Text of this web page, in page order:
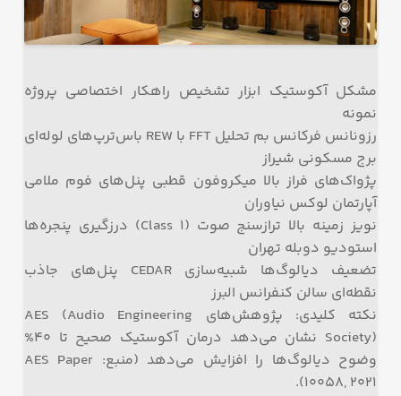
مشکل آکوستیک ابزار تشخیص راهکار اختصاصی پروژه
نمونه
رزونانس فرکانس بم تحلیل FFT با REW باس‌ترپ‌های لوله‌ای
برج مسکونی شیراز
پژواک‌های فراز بالا میکروفون قطبی پنل‌های فوم ملامی
آپارتمان لوکس نیاوران
نویز زمینه بالا ترازسنج صوت (Class 1) درزگیری پنجره‌ها
استودیو دوبله تهران
تضعیف دیالوگ‌ها شبیه‌سازی CEDAR پنل‌های جاذب
نقطه‌ای سالن کنفرانس البرز
نکته کلیدی: پژوهش‌های AES (Audio Engineering
Society) نشان می‌دهد درمان آکوستیک صحیح تا ۴۰%
وضوح دیالوگ‌ها را افزایش می‌دهد (منبع: AES Paper
10058, 2021).